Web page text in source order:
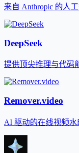
来自 Anthropic 的人
DeepSeek
提供顶尖推理与代码
Remover.video
AI 驱动的在线视频水